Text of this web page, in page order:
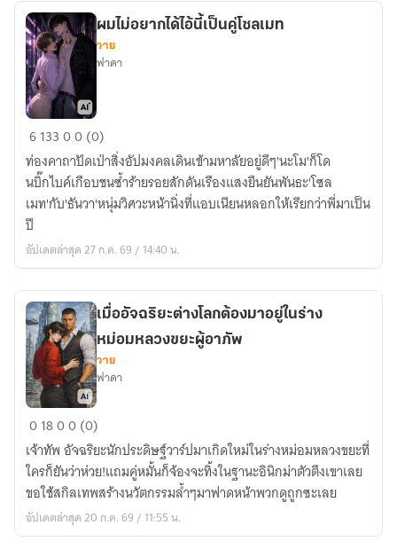
สร้าง
เมือง
ที่
ไม่มี
ใคร
ต้องการ
ผม
ไม่
อยาก
ได้
ไอ้
นี้
เป็น
โซล
เมท
ผมไม่อยากได้ไอ้นี้เป็นคู่โซลเมท
วาย
ฟาดา
613300 (0)
ท่องคาถาปัดเป่าสิ่งอัปมงคลเดินเข้ามหาลัยอยู่ดีๆ'นะโม'ก็โด
นบิ๊กไบค์เกือบชนซ้ำร้ายรอยสักดันเรืองแสงยืนยันพันธะ'โซล
เมท'กับ'ธันวา'หนุ่มวิศวะหน้านิ่งที่แอบเนียนหลอกให้เรียกว่าพี่มาเป็น
ปี
อัปเดตล่าสุด 27 ก.ค. 69 / 14:40 น.
เมื่อ
อัจฉริยะ
ต่าง
โลก
ต้อง
มา
เมื่ออัจฉริยะต่างโลกต้องมาอยู่ในร่าง
หม่อมหลวงขยะผู้อาภัพ
วาย
ฟาดา
01800 (0)
เจ้าทัพ อัจฉริยะนักประดิษฐ์วาร์ปมาเกิดใหม่ในร่างหม่อมหลวงขยะที่
ใครก็ยันว่าห่วย!แถมคู่หมั้นก็จ้องจะทิ้งในฐานะอินิกม่าตัวตึงเขาเลย
ขอใช้สกิลเทพสร้างนวัตกรรมล้ำๆมาฟาดหน้าพวกดูถูกซะเลย
อัปเดตล่าสุด 20 ก.ค. 69 / 11:55 น.